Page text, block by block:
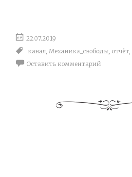
22.07.2019
канал Механика_свободы отчёт
Оставить комментарий